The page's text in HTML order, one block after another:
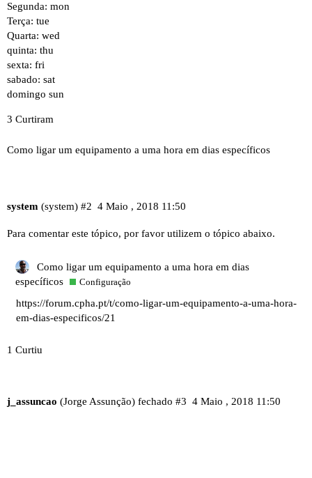
Segunda: mon
Terça: tue
Quarta: wed
quinta: thu
sexta: fri
sabado: sat
domingo sun
3 Curtiram
Como ligar um equipamento a uma hora em dias específicos
system (system) 4 Maio , 2018 11:50
#2
Para comentar este tópico, por favor utilizem o tópico abaixo.
Como ligar um equipamento a uma hora em dias
específicos
Configuração
https://forum.cpha.pt/t/como-ligar-um-equipamento-a-uma-hora-
em-dias-especificos/21
1 Curtiu
j_assuncao (Jorge Assunção) fechado 4 Maio , 2018 11:50
#3